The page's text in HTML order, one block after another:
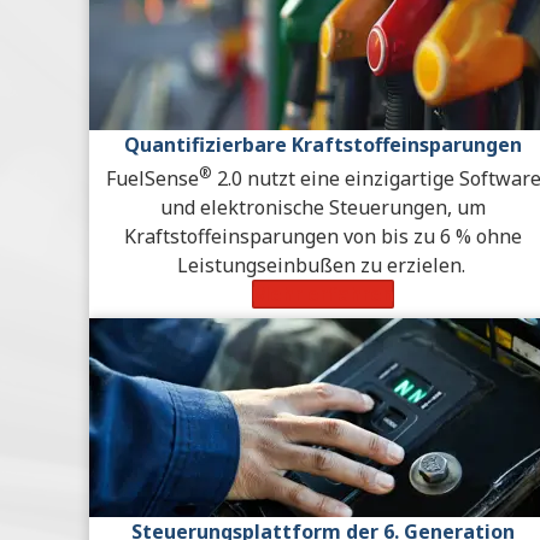
Quantifizierbare Kraftstoffeinsparungen
FuelSense® 2.0 nutzt eine einzigartige Software
und elektronische Steuerungen, um
Kraftstoffeinsparungen von bis zu 6 % ohne
Leistungseinbußen zu erzielen.
Steuerungsplattform der 6. Generation